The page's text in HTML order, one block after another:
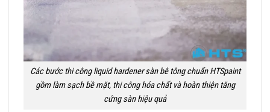
Các bước thi công liquid hardener sàn bê tông chuẩn HTSpaint
gồm làm sạch bề mặt, thi công hóa chất và hoàn thiện tăng
cứng sàn hiệu quả